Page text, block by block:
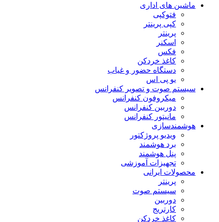
ماشین های اداری
فتوکپی
کپی پرینتر
پرینتر
اسکنر
فکس
کاغذ خردکن
دستگاه حضور و غیاب
یو پی اس
سیستم صوت و تصویر کنفرانس
میکروفون کنفرانس
دوربین کنفرانس
مانیتور کنفرانس
هوشمندسازی
ویدیو پروژکتور
برد هوشمند
پنل هوشمند
تجهیزات آموزشی
محصولات ایرانی
پرینتر
سیستم صوت
دوربین
کارتریج
کاغذ خردکن